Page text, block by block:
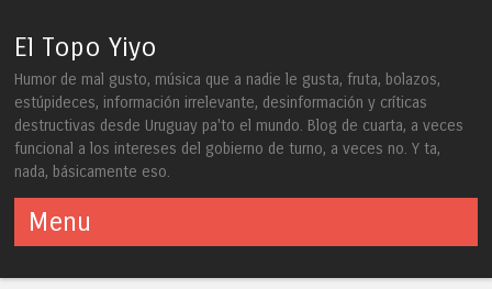
El Topo Yiyo
Humor de mal gusto, música que a nadie le gusta, fruta, bolazos,
estúpideces, información irrelevante, desinformación y críticas
destructivas desde Uruguay pa'to el mundo. Blog de cuarta, a veces
funcional a los intereses del gobierno de turno, a veces no. Y ta,
nada, básicamente eso.
Menu